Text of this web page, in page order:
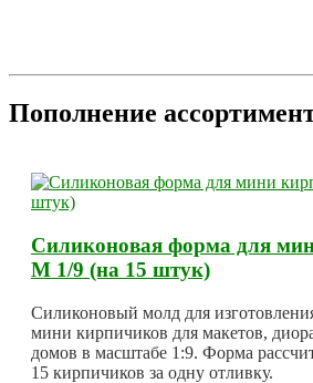
Пополнение
Силиконовая форма для
М 1/9 (на 15 штук)
Силиконовый молд для
мини кирпичиков для макетов,
домов в масштабе 1:9. Форма
15 кирпичиков за одну отливку.